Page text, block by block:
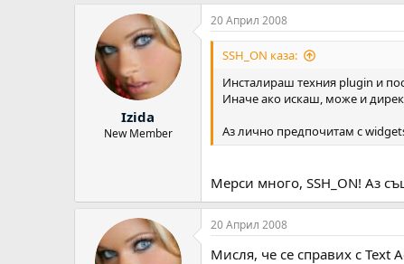
Izida
New Member
20 Април 2008
SSH_ON каза:
Инсталираш техния plugin и
Иначе ако искаш, може и
Аз лично предпочитам с
Мерси много, SSH_ON! Аз
20 Април 2008
Мисля, че се справих с Text